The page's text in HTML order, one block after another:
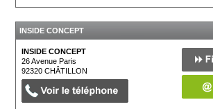
INSIDE CONCEPT
INSIDE CONCEPT
26 Avenue Paris
92320CHÂTILLON